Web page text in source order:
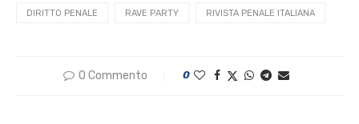
DIRITTO PENALE RAVE PARTY RIVISTA PENALE ITALIANA
0 Commento 0